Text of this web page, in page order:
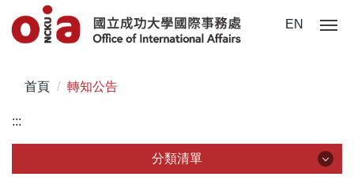
到
區
EN
首頁 轉知公告
:::
分類清單